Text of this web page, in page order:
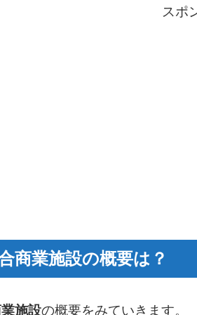
スポ
商業施設の概要は？
施設の概要をみていきます。